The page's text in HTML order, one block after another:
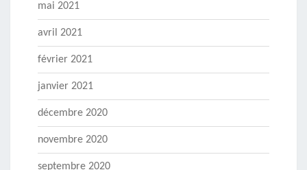
mai 2021
avril 2021
février 2021
janvier 2021
décembre 2020
novembre 2020
septembre 2020